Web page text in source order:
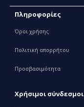
Πληροφορίες
Όροι χρήσης
Πολιτική απορρήτου
Προσβασιμότητα
Χρήσιμοι σύνδεσμοι